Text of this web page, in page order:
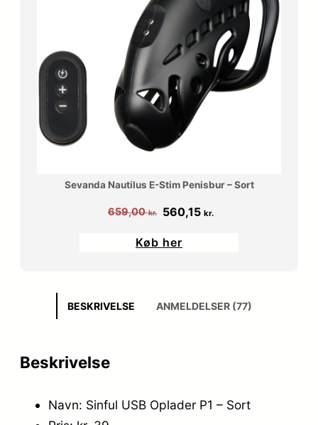
Sevanda Nautilus E-Stim Penisbur – Sort
659,00kr.
Den
pris
560,15 kr.
Køb her
BESKRIVELSE ANMELDELSER (77)
Beskrivelse
Navn: Sinful USB Oplader P1 – Sort